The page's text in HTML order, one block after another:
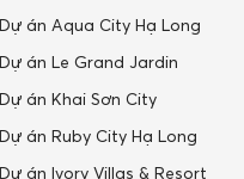
Dự án Aqua City Hạ Long
Dự án Le Grand Jardin
Dự án Khai Sơn City
Dự án Ruby City Hạ Long
Dự án Ivory Villas & Resort